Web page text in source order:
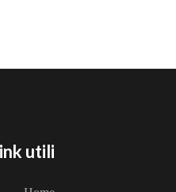
utili